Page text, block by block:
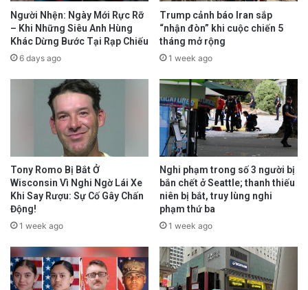
Người Nhện: Ngày Mới Rực Rỡ
– Khi Những Siêu Anh Hùng
Khác Dừng Bước Tại Rạp Chiếu
6 days ago
Trump cảnh báo Iran sắp
“nhận đòn” khi cuộc chiến 5
tháng mở rộng
1 week ago
Tony Romo Bị Bắt Ở
Wisconsin Vì Nghi Ngờ Lái Xe
Khi Say Rượu: Sự Cố Gây Chấn
Động!
1 week ago
Nghi phạm trong số 3 người bị
bắn chết ở Seattle; thanh thiếu
niên bị bắt, truy lùng nghi
phạm thứ ba
1 week ago